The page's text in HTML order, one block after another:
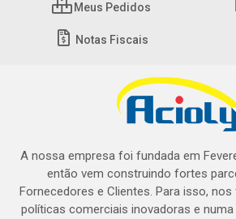
Meus Pedidos
Notas Fiscais
A nossa empresa foi fundada em
então vem construindo fortes
Fornecedores e Clientes. Para isso,
políticas comerciais inovadoras e